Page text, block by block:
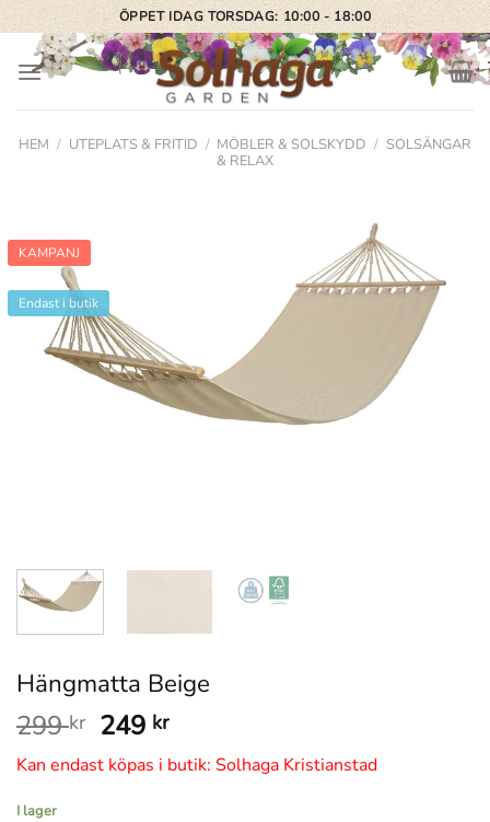
Skip
to
content
ÖPPET IDAG TORSDAG: 10:00 - 18:00
HEM / UTEPLATS & FRITID / MÖBLER & SOLSKYDD / SOLSÄNGAR
& RELAX
KAMPANJ
Endast i butik
Hängmatta Beige
299kr Det
ursprungliga
priset
249 krDet
nuvarande
priset
Kan endast köpas i butik: Solhaga Kristianstad
I lager